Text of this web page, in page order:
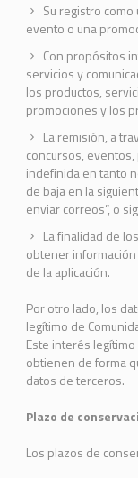
Su registro
evento o una
Con propósitos
servicios y
los productos,
promociones y los
La remisión, a
concursos,
indefinida en tanto
de baja en la
enviar correos”, o
La finalidad de
obtener
de la aplicación.
Por otro lado, los
legítimo de
Este interés
obtienen de forma
datos de terceros.
Plazo de
Los plazos de